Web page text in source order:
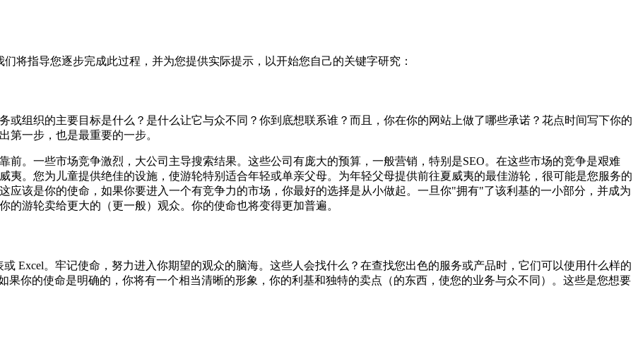
将指导您逐步完成此过程，并为您提供实际提示，以开始您自己的关键字研究：
或组织的主要目标是什么？是什么让它与众不同？你到底想联系谁？而且，你在你的网站上做了哪些承诺？花点时间写下你的
第一步，也是最重要的一步。
前。一些市场竞争激烈，大公司主导搜索结果。这些公司有庞大的预算，一般营销，特别是SEO。在这些市场的竞争是艰难
夷。您为儿童提供绝佳的设施，使游轮特别适合年轻或单亲父母。为年轻父母提供前往夏威夷的最佳游轮，很可能是您服务的
应该是你的使命，如果你要进入一个有竞争力的市场，你最好的选择是从小做起。一旦你"拥有"了该利基的一小部分，并成为
游轮卖给更大的（更一般）观众。你的使命也将变得更加普遍。
Excel。牢记使命，努力进入你期望的观众的脑海。这些人会找什么？在查找您出色的服务或产品时，它们可以使用什么样的
你的使命是明确的，你将有一个相当清晰的形象，你的利基和独特的卖点（的东西，使您的业务与众不同）。这些是您想要